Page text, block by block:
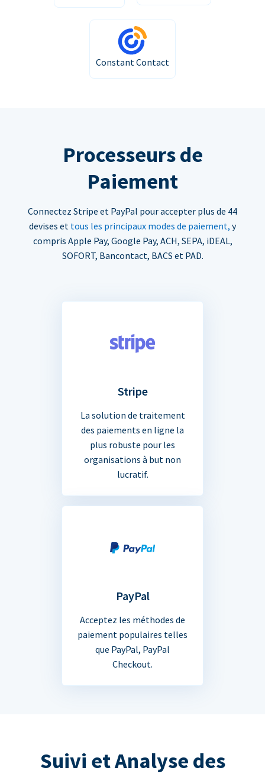
Constant Contact
Processeurs de
Paiement
Connectez Stripe et PayPal pour accepter plus de 44
devises et tous les principaux modes de paiement, y
compris Apple Pay, Google Pay, ACH, SEPA, iDEAL,
SOFORT, Bancontact, BACS et PAD.
Stripe
La solution de traitement
des paiements en ligne la
plus robuste pour les
organisations à but non
lucratif.
PayPal
Acceptez les méthodes de
paiement populaires telles
que PayPal, PayPal
Checkout.
Suivi et Analyse des